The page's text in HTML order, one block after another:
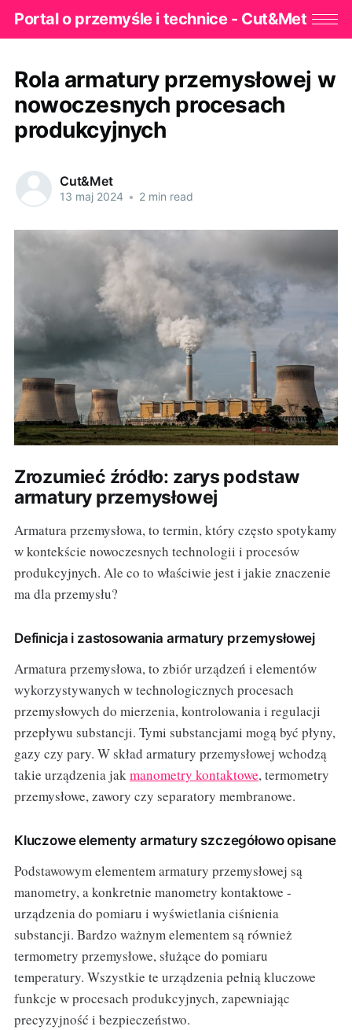
Portal o przemyśle i technice - Cut&Met
Rola armatury przemysłowej w
nowoczesnych procesach
produkcyjnych
Cut&Met
13 maj 2024 • 2 min read
Zrozumieć źródło: zarys podstaw
armatury przemysłowej
Armatura przemysłowa, to termin, który często spotykamy
w kontekście nowoczesnych technologii i procesów
produkcyjnych. Ale co to właściwie jest i jakie znaczenie
ma dla przemysłu?
Definicja i zastosowania armatury przemysłowej
Armatura przemysłowa, to zbiór urządzeń i elementów
wykorzystywanych w technologicznych procesach
przemysłowych do mierzenia, kontrolowania i regulacji
przepływu substancji. Tymi substancjami mogą być płyny,
gazy czy pary. W skład armatury przemysłowej wchodzą
takie urządzenia jakmanometry kontaktowe, termometry
przemysłowe, zawory czy separatory membranowe.
Kluczowe elementy armatury szczegółowo opisane
Podstawowym elementem armatury przemysłowej są
manometry, a konkretnie manometry kontaktowe -
urządzenia do pomiaru i wyświetlania ciśnienia
substancji. Bardzo ważnym elementem są również
termometry przemysłowe, służące do pomiaru
temperatury. Wszystkie te urządzenia pełnią kluczowe
funkcje w procesach produkcyjnych, zapewniając
precyzyjność i bezpieczeństwo.